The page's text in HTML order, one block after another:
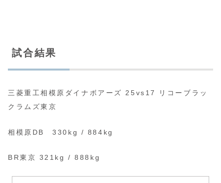
試合結果
三菱重工相模原ダイナボアーズ 25vs17 リコーブラッ
クラムズ東京
相模原DB 330kg / 884kg
BR東京 321kg / 888kg